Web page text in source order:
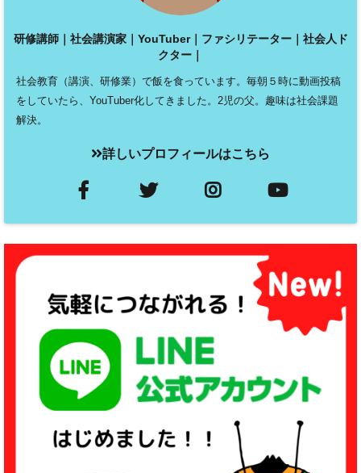
研修講師｜社会講演家｜YouTuber｜ファシリテーター｜社会人ド
クター｜
社会教育（講演、研修業）で飯を食っています。毎朝５時に動画投稿
をしていたら、YouTuber化してきました。2児の父。趣味は社会課題
解決。
詳しいプロフィールはこちら